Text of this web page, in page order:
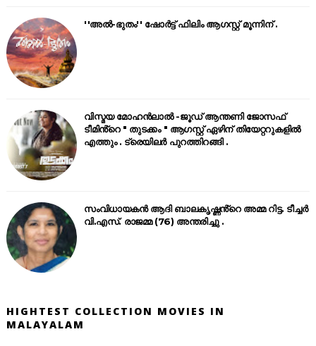
''അൽ-ഭുതം'' ഷോർട്ട് ഫിലിം ആഗസ്റ്റ് മൂന്നിന് .
വിസ്മയ മോഹൻലാൽ -ജൂഡ് ആന്തണി ജോസഫ്
ടീമിൻ്റെ " തുടക്കം " ആഗസ്റ്റ് ഏഴിന് തിയേറ്ററുകളിൽ
എത്തും . ട്രെയിലർ പുറത്തിറങ്ങി .
സംവിധായകൻ ആദി ബാലകൃഷ്ണൻ്റെ അമ്മ റിട്ട. ടീച്ചർ
വി.എസ്. രാജമ്മ (76) അന്തരിച്ചു .
HIGHTEST COLLECTION MOVIES IN
MALAYALAM